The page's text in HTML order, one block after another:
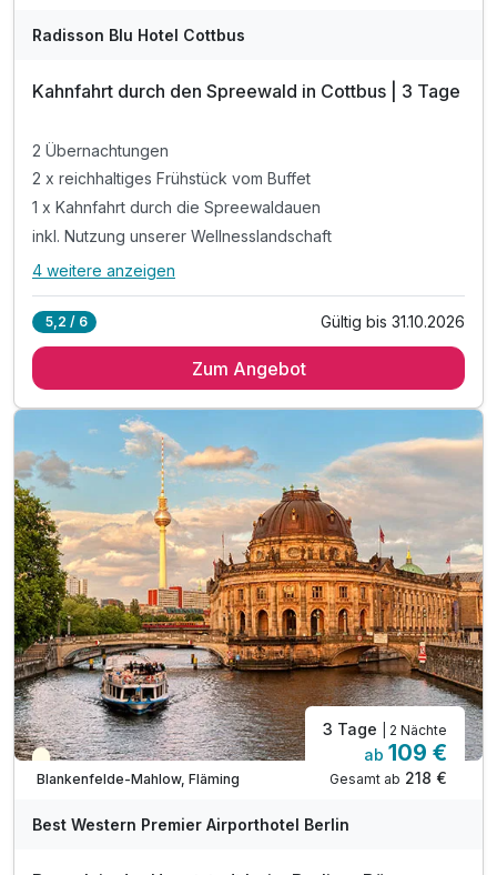
Radisson Blu Hotel Cottbus
Kahnfahrt durch den Spreewald in Cottbus | 3 Tage
2 Übernachtungen
2 x reichhaltiges Frühstück vom Buffet
1 x Kahnfahrt durch die Spreewaldauen
inkl. Nutzung unserer Wellnesslandschaft
Alle Inklusivleistungen
2 x reichhaltiges Frühstück vom Buffet
inkl. Nutzung unserer Wellnesslandschaft
inkl. Pool mit Blick über die Stadt & Saunanutzung
inkl. Nutzung des Fitnessbereiches
inkl. Parkplatz am Hotel
inkl. Wlan Nutzung
4 weitere anzeigen
5,2 / 6 Gültig bis 31.10.2026
Zum Angebot
Teilweise ausgelastet
Blankenfelde-Mahlow, Fläming
3 Tage | 2 Nächte
ab 109 €
Gesamt ab 218 €
Best Western Premier Airporthotel Berlin